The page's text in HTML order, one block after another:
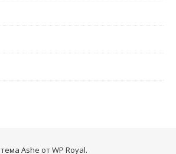
тема Ashe отWP Royal.